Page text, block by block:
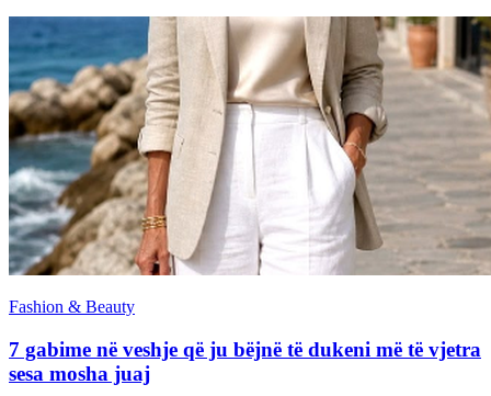
Fashion & Beauty
7 gabime në veshje që ju bëjnë të dukeni më të vjetra
sesa mosha juaj